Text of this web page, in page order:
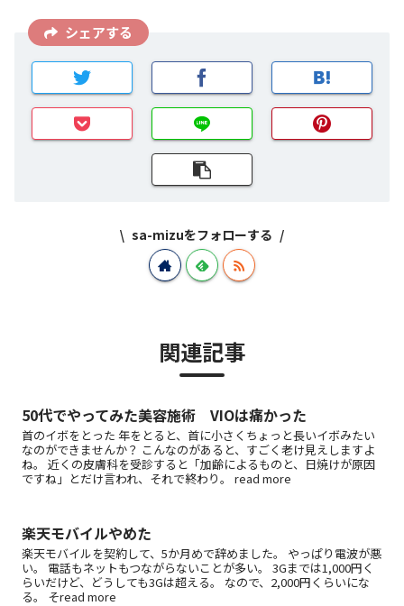
シェアする
sa-mizuをフォローする
関連記事
50代でやってみた美容施術 VIOは痛かった
首のイボをとった 年をとると、首に小さくちょっと長いイボみたい
なのができませんか？ こんなのがあると、すごく老け見えしますよ
ね。 近くの皮膚科を受診すると「加齢によるものと、日焼けが原因
ですね」とだけ言われ、それで終わり。 read more
楽天モバイルやめた
楽天モバイルを契約して、5か月めで辞めました。 やっぱり電波が悪
い。 電話もネットもつながらないことが多い。 3Gまでは1,000円く
らいだけど、どうしても3Gは超える。 なので、2,000円くらいにな
る。 そread more